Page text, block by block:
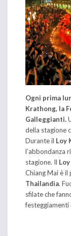
Ogni prima
Krathong, la
Galleggianti.
della stagione
Durante il Loy
l’abbondanza
stagione. Il Loy
Chiang Mai è
Thailandia.
sfilate che
festeggiamenti